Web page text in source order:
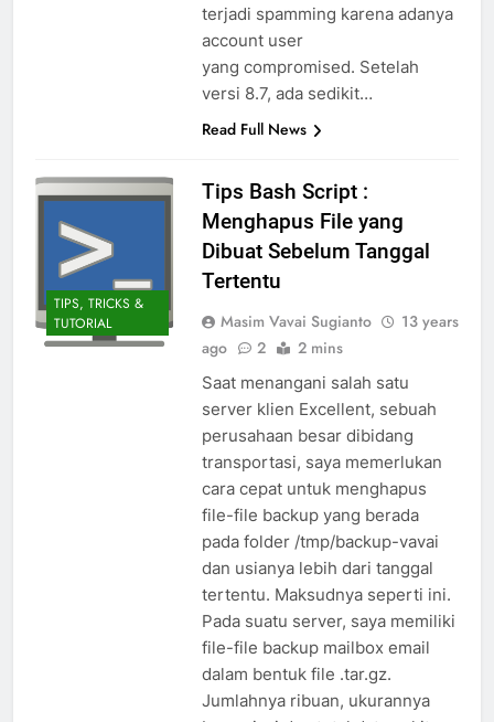
terjadi spamming karena adanya
account user
yang compromised. Setelah
versi 8.7, ada sedikit…
Read Full News
TIPS, TRICKS &
TUTORIAL
Tips Bash Script :
Menghapus File yang
Dibuat Sebelum Tanggal
Tertentu
Masim Vavai Sugianto
13 years
ago
2 2 mins
Saat menangani salah satu
server klien Excellent, sebuah
perusahaan besar dibidang
transportasi, saya memerlukan
cara cepat untuk menghapus
file-file backup yang berada
pada folder /tmp/backup-vavai
dan usianya lebih dari tanggal
tertentu. Maksudnya seperti ini.
Pada suatu server, saya memiliki
file-file backup mailbox email
dalam bentuk file .tar.gz.
Jumlahnya ribuan, ukurannya